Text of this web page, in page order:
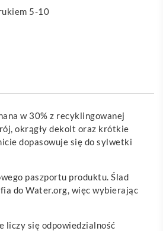
5-10
w 30% z recyklingowanej
okrągły dekolt oraz krótkie
dopasowuje się do sylwetki
paszportu produktu. Ślad
do Water.org, więc wybierając
liczy się odpowiedzialność